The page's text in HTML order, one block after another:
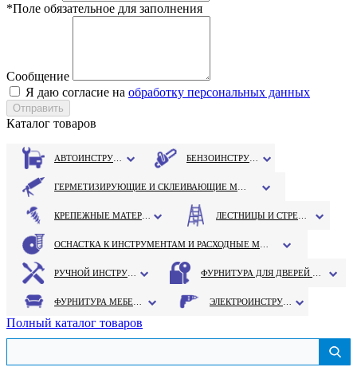
*Поле обязательное для заполнения
Сообщение
Я даю согласие на обработку персональных данных
Каталог товаров
Полный каталог товаров